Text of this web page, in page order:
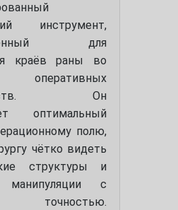
инструмент,
для
краёв раны во
Он
оптимальный
полю,
чётко видеть
структуры и
манипуляции с
точностью.